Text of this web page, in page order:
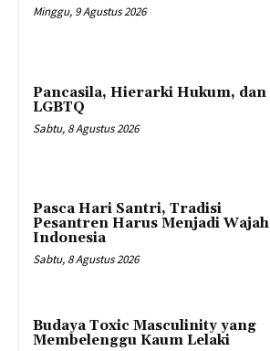
Minggu, 9 Agustus 2026
Pancasila, Hierarki Hukum, dan
LGBTQ
Sabtu, 8 Agustus 2026
Pasca Hari Santri, Tradisi
Pesantren Harus Menjadi Wajah
Indonesia
Sabtu, 8 Agustus 2026
Budaya Toxic Masculinity yang
Membelenggu Kaum Lelaki